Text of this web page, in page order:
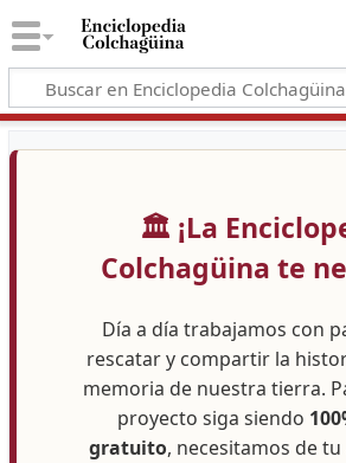
🏛️ ¡La
Colchagüina te
Día a día trabajamos con
rescatar y compartir la
memoria de nuestra tierra.
proyecto siga siendo
gratuito, necesitamos de